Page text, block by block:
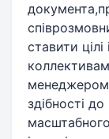
ставити
менеджером
здібності